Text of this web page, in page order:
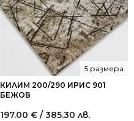
КИЛИМ 200/290 ИРИС 901
БЕЖОВ
5 размера
197.00 € / 385.30 лв.